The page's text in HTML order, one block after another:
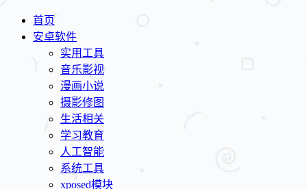
首页
安卓软件
实用工具
音乐影视
漫画小说
摄影修图
生活相关
学习教育
人工智能
系统工具
xposed模块